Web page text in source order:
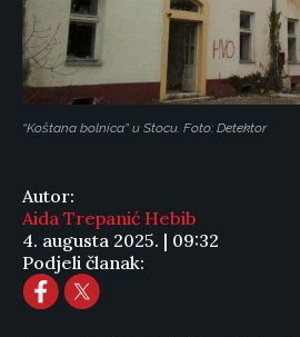
“Koštana bolnica” u Stocu. Foto: Detektor
Autor:
Aida Trepanić Hebib
4. augusta 2025. | 09:32
Podjeli članak: